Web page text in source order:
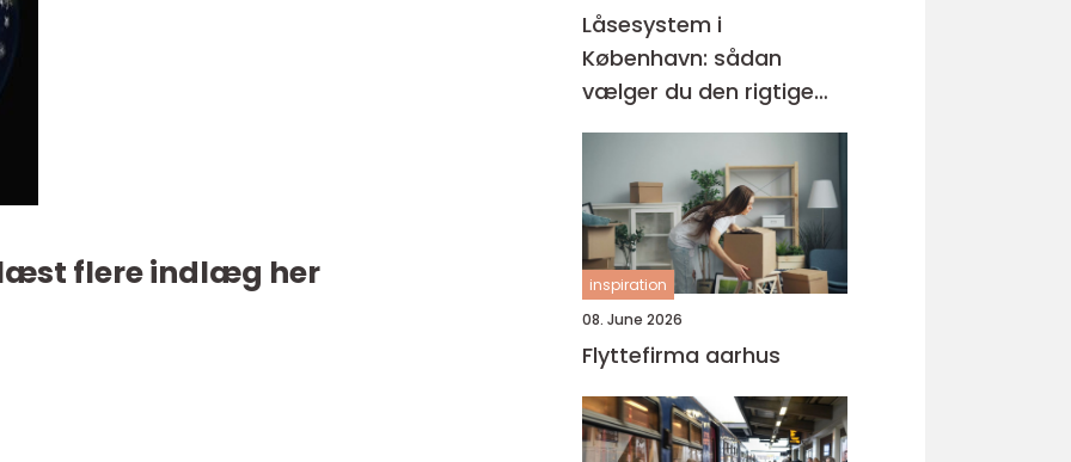
flere indlæg her
Låsesystem i
København: sådan
vælger du den rigtige
løsning
inspiration
08. June 2026
Flyttefirma aarhus